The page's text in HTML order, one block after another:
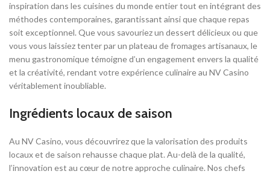
inspiration dans les cuisines du monde entier tout en intégrant des
méthodes contemporaines, garantissant ainsi que chaque repas
soit exceptionnel. Que vous savouriez un dessert délicieux ou que
vous vous laissiez tenter par un plateau de fromages artisanaux, le
menu gastronomique témoigne d’un engagement envers la qualité
et la créativité, rendant votre expérience culinaire au NV Casino
véritablement inoubliable.
Ingrédients locaux de saison
Au NV Casino, vous découvrirez que la valorisation des produits
locaux et de saison rehausse chaque plat. Au-delà de la qualité,
l’innovation est au cœur de notre approche culinaire. Nos chefs